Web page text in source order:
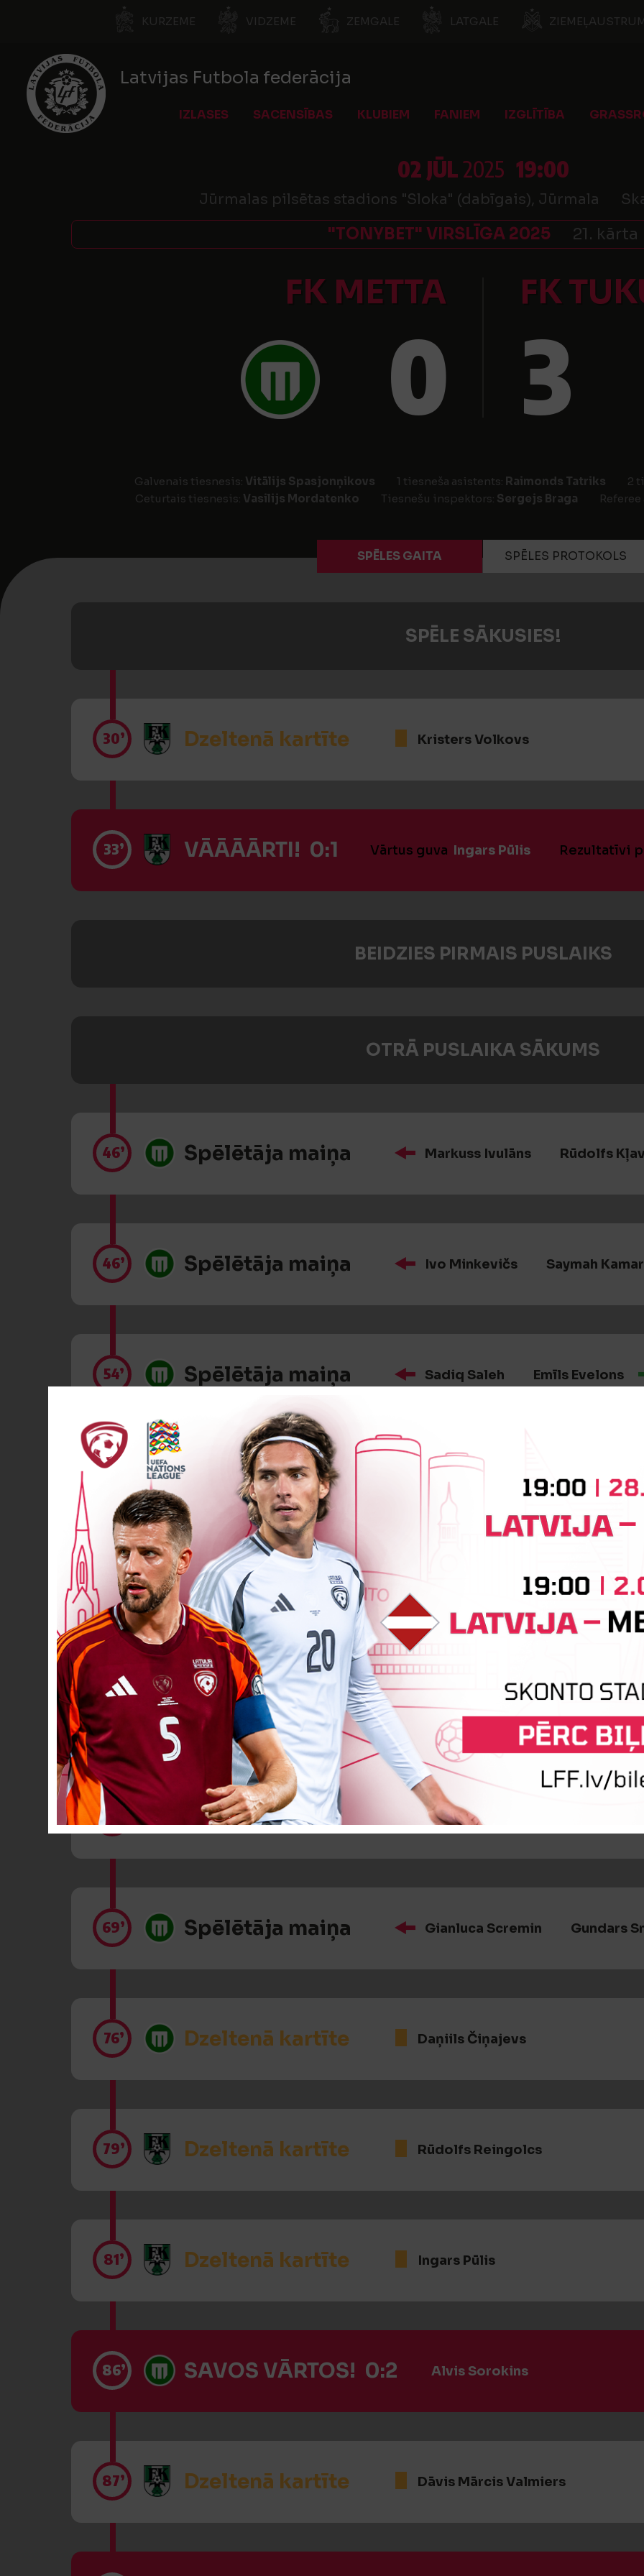
KURZEME VIDZEME ZEMGALE LATGALE
Latvijas Futbola federācija
IZLASES SACENSĪBAS KLUBIEM FANIEM IZGLĪTĪBA
02 JŪL2025 19:00
Jūrmalas pilsētas stadions "Sloka" (dabīgais), Jūrmala
"TONYBET" VIRSLĪGA 2025 21. kārta
FK METTA FK
0 3
Galvenais tiesnesis: Vitālijs Spasjonņikovs 1 tiesneša asistents: Raimonds Tatriks 2
Ceturtais tiesnesis: Vasilijs Mordatenko Tiesnešu inspektors: Sergejs Braga Referee
SPĒLES GAITA SPĒLES PROTOKOLS
SPĒLE SĀKUSIES!
30’ Dzeltenā kartīte Kristers Volkovs
33’ VĀĀĀĀRTI! 0:1 Vārtus guva Ingars Pūlis Rezultatīvi
BEIDZIES PIRMAIS PUSLAIKS
OTRĀ PUSLAIKA SĀKUMS
46’ Spēlētāja maiņa Markuss Ivulāns Rūdolfs
46’ Spēlētāja maiņa Ivo Minkevičs Saymah
54’ Spēlētāja maiņa Sadiq Saleh Emīls Evelons
Spēlētāja maiņa Kristofers Rēķis Abdul
58’ Spēlētāja maiņa Dāvis Mārcis
Spēlētāja maiņa Artem Kholod Claude
67’ Spēlētāja maiņa Bogdans Samoilovs
69’ Spēlētāja maiņa Gianluca Scremin Gundars
76’ Dzeltenā kartīte Daņiils Čiņajevs
79’ Dzeltenā kartīte Rūdolfs Reingolcs
81’ Dzeltenā kartīte Ingars Pūlis
86’ SAVOS VĀRTOS! 0:2 Alvis Sorokins
87’ Dzeltenā kartīte Dāvis Mārcis Valmiers